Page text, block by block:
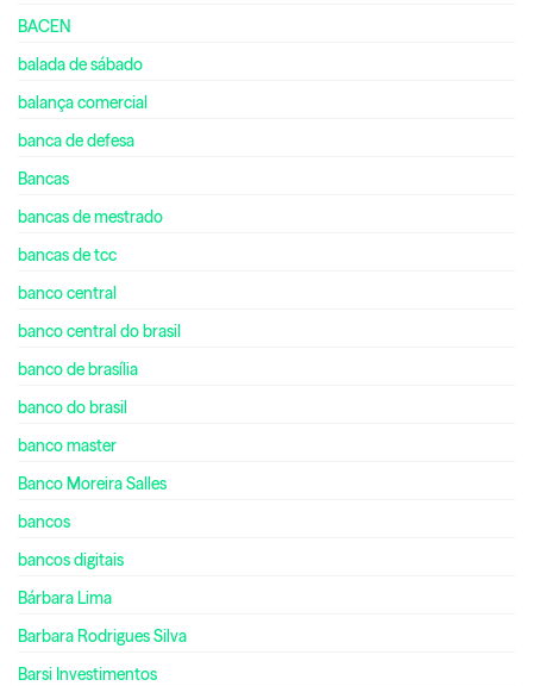
BACEN
balada de sábado
balança comercial
banca de defesa
Bancas
bancas de mestrado
bancas de tcc
banco central
banco central do brasil
banco de brasília
banco do brasil
banco master
Banco Moreira Salles
bancos
bancos digitais
Bárbara Lima
Barbara Rodrigues Silva
Barsi Investimentos